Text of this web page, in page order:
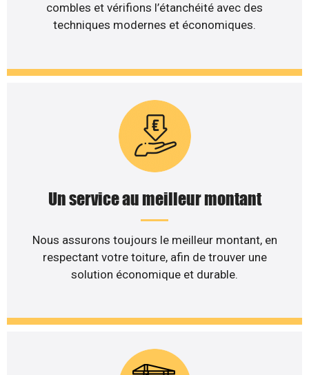
combles et vérifions l’étanchéité avec des
techniques modernes et économiques.
Un service au meilleur montant
Nous assurons toujours le meilleur montant, en
respectant votre toiture, afin de trouver une
solution économique et durable.